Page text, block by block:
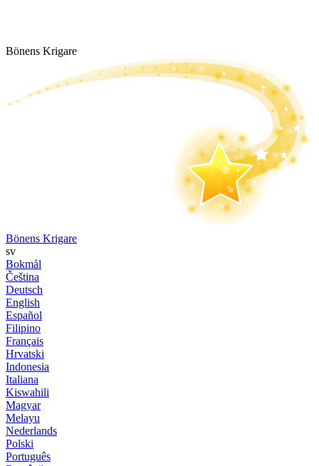
Bönens Krigare
Bönens Krigare
sv
Bokmål
Čeština
Deutsch
English
Español
Filipino
Français
Hrvatski
Indonesia
Italiana
Kiswahili
Magyar
Melayu
Nederlands
Polski
Português